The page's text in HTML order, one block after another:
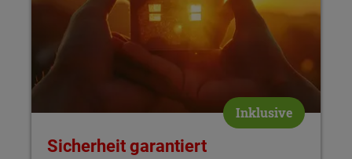
Inklusive
Sicherheit garantiert